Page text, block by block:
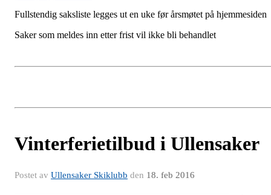
Fullstendig saksliste legges ut en uke før årsmøtet på hjemmesiden
Saker som meldes inn etter frist vil ikke bli behandlet
Vinterferietilbud i Ullensaker
Postet av Ullensaker Skiklubb den 18. feb 2016